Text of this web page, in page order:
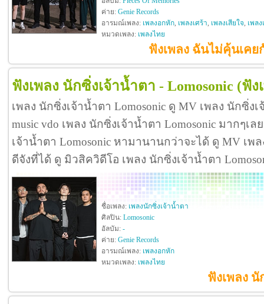
ค่าย: Genie Records
อารมณ์เพลง: เพลงอกหัก, เพลงเศร้า, เพลงเสียใจ, เพลง
หมวดเพลง: เพลงไทย
ฟังเพลง ฉันไม่คุ้นเคย
ฟังเพลง นักซิ่งเจ้าน้ำตา - Lomosonic (ฟัง
เพลง นักซิ่งเจ้าน้ำตา Lomosonic ดู MV เพลง นักซิ่ง
music vdo เพลง นักซิ่งเจ้าน้ำตา Lomosonic มากๆเ
เจ้าน้ำตา Lomosonic หามานานกว่าจะได้ ดู MV เพ
ดีจังที่ได้ ดู มิวสิควิดีโอ เพลง นักซิ่งเจ้าน้ำตา
ชื่อเพลง: เพลงนักซิ่งเจ้าน้ำตา
ศิลปิน: Lomosonic
อัลบัม: -
ค่าย: Genie Records
อารมณ์เพลง: เพลงอกหัก
หมวดเพลง: เพลงไทย
ฟังเพลง นั